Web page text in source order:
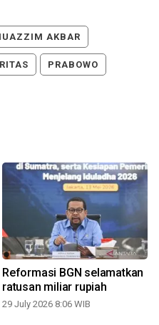
AKBAR
PRABOWO
Reformasi BGN selamatkan
ratusan miliar rupiah
29 July 2026 8:06 WIB